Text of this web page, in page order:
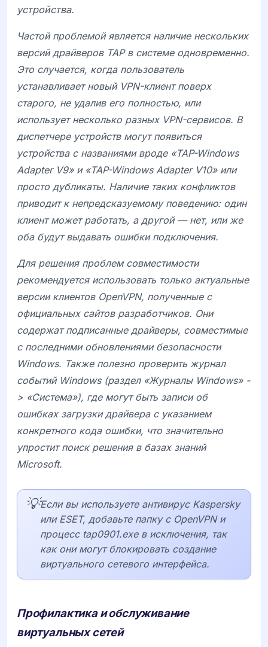
устройства.
Частой проблемой является наличие нескольких
версий драйверов TAP в системе одновременно.
Это случается, когда пользователь
устанавливает новый VPN-клиент поверх
старого, не удалив его полностью, или
использует несколько разных VPN-сервисов. В
диспетчере устройств могут появиться
устройства с названиями вроде «TAP-Windows
Adapter V9» и «TAP-Windows Adapter V10» или
просто дубликаты. Наличие таких конфликтов
приводит к непредсказуемому поведению: один
клиент может работать, а другой — нет, или же
оба будут выдавать ошибки подключения.
Для решения проблем совместимости
рекомендуется использовать только актуальные
версии клиентов OpenVPN, полученные с
официальных сайтов разработчиков. Они
содержат подписанные драйверы, совместимые
с последними обновлениями безопасности
Windows. Также полезно проверить журнал
событий Windows (раздел «Журналы Windows» -
> «Система»), где могут быть записи об
ошибках загрузки драйвера с указанием
конкретного кода ошибки, что значительно
упростит поиск решения в базах знаний
Microsoft.
💡Если вы используете антивирус Kaspersky
или ESET, добавьте папку с OpenVPN и
процесс tap0901.exe в исключения, так
как они могут блокировать создание
виртуального сетевого интерфейса.
Профилактика и обслуживание
виртуальных сетей